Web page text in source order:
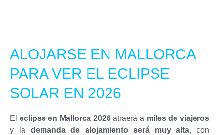
ALOJARSE EN MALLORCA
PARA VER EL ECLIPSE
SOLAR EN 2026
El eclipse en Mallorca 2026atraerá a miles de viajeros
y la demanda de alojamiento será muy alta, con